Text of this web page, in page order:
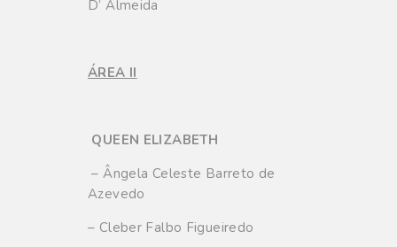
D’ Almeida
ÁREA II
QUEEN ELIZABETH
– Ângela Celeste Barreto de
Azevedo
– Cleber Falbo Figueiredo